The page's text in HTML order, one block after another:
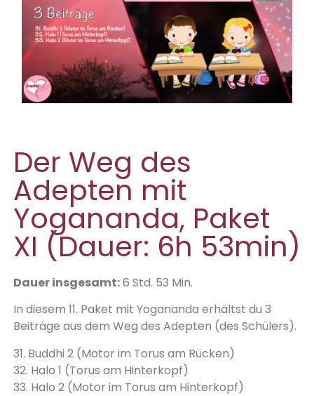
Der Weg des
Adepten mit
Yogananda, Paket
XI (Dauer: 6h 53min)
Dauer insgesamt:6 Std. 53 Min.
In diesem 11. Paket mit Yogananda erhältst du 3
Beiträge aus dem Weg des Adepten (des Schülers).
31. Buddhi 2 (Motor im Torus am Rücken)
32. Halo 1 (Torus am Hinterkopf)
33. Halo 2 (Motor im Torus am Hinterkopf)